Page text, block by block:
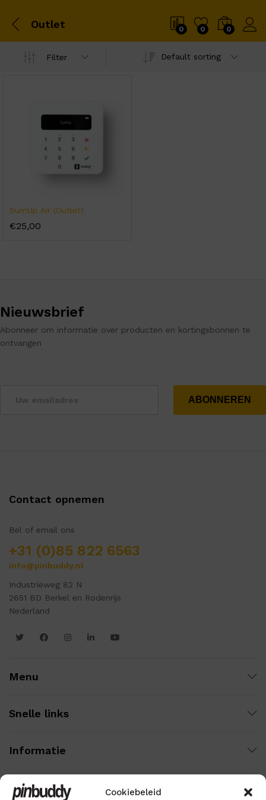
Cookiebeleid
Outlet 0 0 0
Filter Default sorting
SumUp Air (Outlet)
€25,00
Nieuwsbrief
Abonneer om informatie over producten en kortingsbonnen te
ontvangen
Contact opnemen
Bel of email ons
+31 (0)85 822 6563
info@pinbuddy.nl
Industrieweg 82 N
2651 BD Berkel en Rodenrijs
Nederland
Menu
Snelle links
Informatie